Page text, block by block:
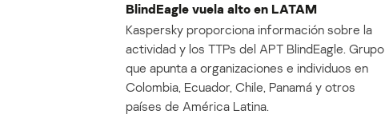
BlindEagle vuela alto en LATAM
Kaspersky proporciona información sobre la
actividad y los TTPs del APT BlindEagle. Grupo
que apunta a organizaciones e individuos en
Colombia, Ecuador, Chile, Panamá y otros
países de América Latina.